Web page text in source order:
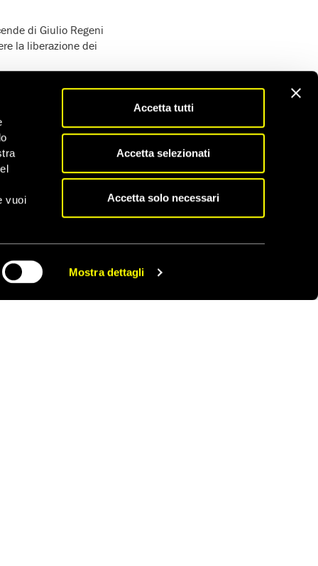
vuoi
Mostra dettagli
Accetta tutti
Accetta selezionati
Accetta solo necessari
di Giulio Regeni
la liberazione dei
pubblicato in
sconfitti:“credo
partecipato,
e per il grande
nelle carceri
insieme a
del digiuno di
CONDIVIDI